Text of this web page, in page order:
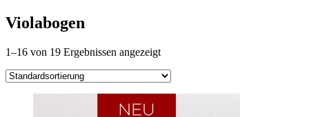
Violabogen
1–16 von 19 Ergebnissen angezeigt